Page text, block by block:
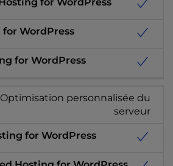
Optimisation personnalisée du
serveur